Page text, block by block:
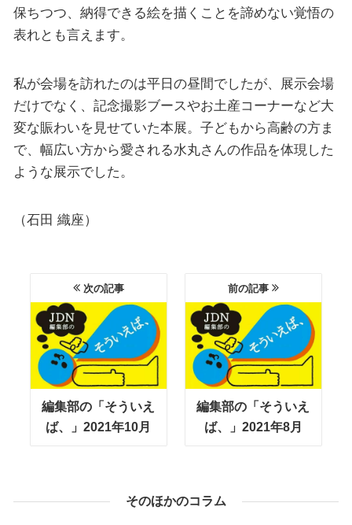
保ちつつ、納得できる絵を描くことを諦めない覚悟の
表れとも言えます。
私が会場を訪れたのは平日の昼間でしたが、展示会場
だけでなく、記念撮影ブースやお土産コーナーなど大
変な賑わいを見せていた本展。子どもから高齢の方ま
で、幅広い方から愛される水丸さんの作品を体現した
ような展示でした。
（石田 織座）
次の記事
編集部の「そういえ
ば、」2021年10月
前の記事
編集部の「そういえ
ば、」2021年8月
そのほかのコラム